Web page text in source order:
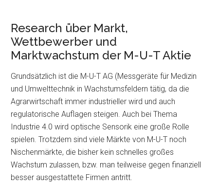
Research über Markt,
Wettbewerber und
Marktwachstum der M-U-T Aktie
Grundsätzlich ist die M-U-T AG (Messgeräte für Medizin
und Umwelttechnik in Wachstumsfeldern tätig, da die
Agrarwirtschaft immer industrieller wird und auch
regulatorische Auflagen steigen. Auch bei Thema
Industrie 4.0 wird optische Sensorik eine große Rolle
spielen. Trotzdem sind viele Märkte von M-U-T noch
Nischenmärkte, die bisher kein schnelles großes
Wachstum zulassen, bzw. man teilweise gegen finanziell
besser ausgestattete Firmen antritt.